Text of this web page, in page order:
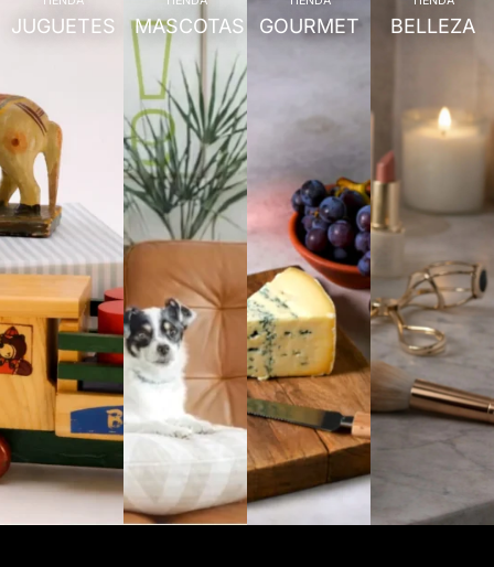
JUGUETES MASCOTAS GOURMET BELLEZA